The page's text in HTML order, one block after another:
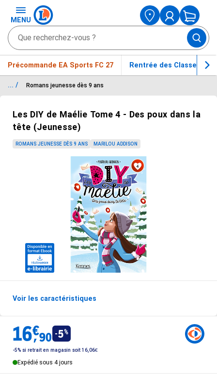
MENU
Précommande EA Sports FC 27 Rentrée des Classes
... / Romans jeunesse dès 9 ans
Les DIY de Maélie Tome 4 - Des poux dans la
tête (Jeunesse)
ROMANS JEUNESSE DÈS 9 ANS MARILOU ADDISON
Passer le carrousel d'images
Voir les caractéristiques
Options de livraisons du produit
16€
,90
Vendu 16.9€ 5%
-5% si retrait en magasin soit 16,06€
Expédié sous 4 jours